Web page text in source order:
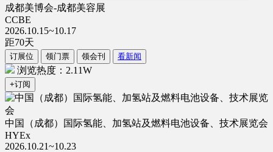
成都美博会-成都美容展
CCBE
2026.10.15~10.17
距70天
订展位 领门票 领会刊 看新闻
浏览热度：2.11W
+订阅
中国（成都）国际氢能、加氢站及燃料电池设备、技术展览会
HYEx
2026.10.21~10.23